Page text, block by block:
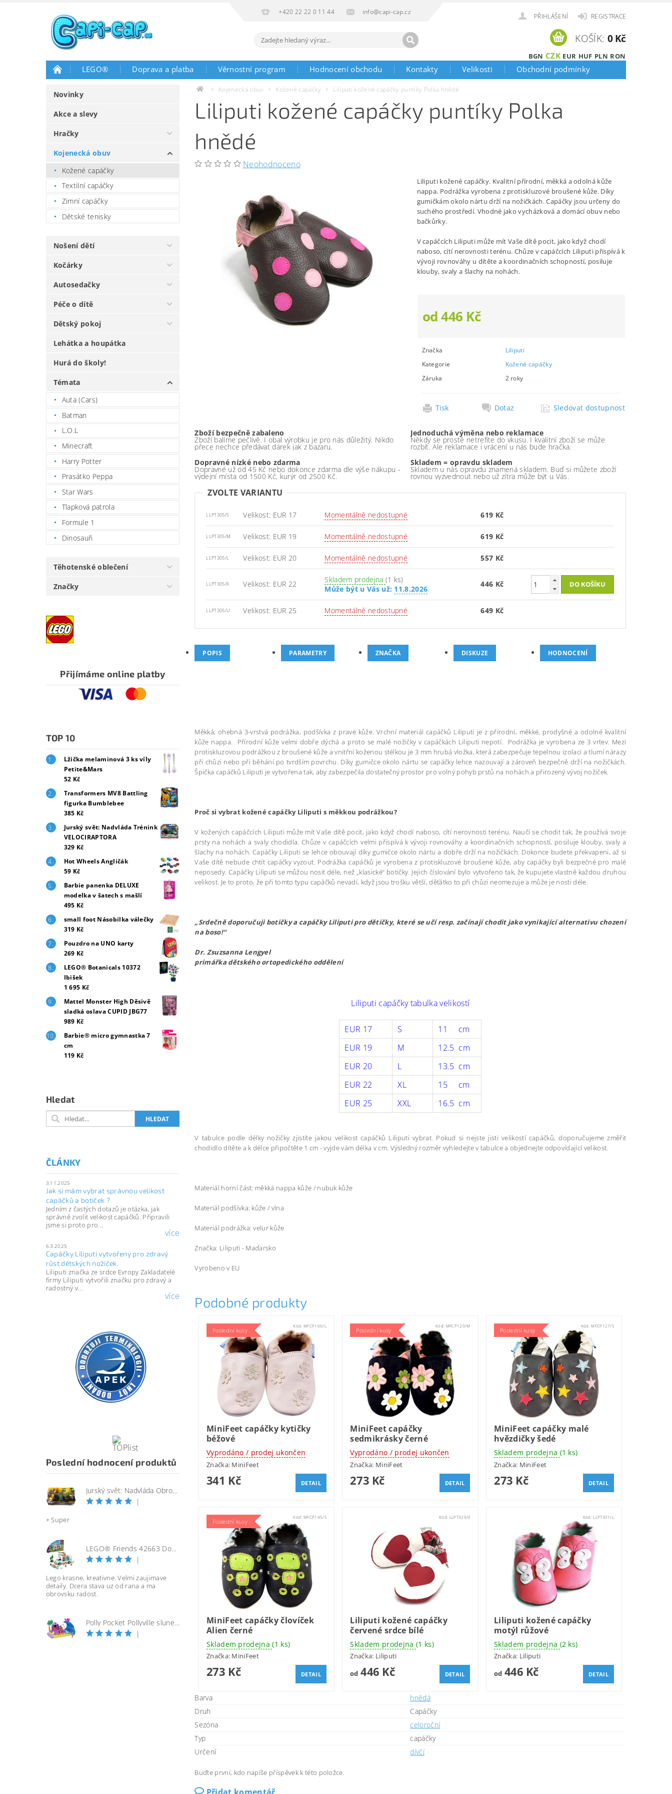
+420 22 22 0 11 44 info@capi-cap.cz
PŘIHLÁŠENÍ REGISTRACE
BGN CZK EUR HUF PLN RON
KOŠÍK: 0 Kč
LEGO® Doprava a platba Věrnostní program Hodnocení obchodu Kontakty Velikosti Obchodní podmínky
Novinky
Akce a slevy
Hračky
Kojenecká obuv
Kožené capáčky
Textilní capáčky
Zimní capáčky
Dětské tenisky
Nošení dětí
Kočárky
Autosedačky
Péče o dítě
Dětský pokoj
Lehátka a houpátka
Hurá do školy!
Témata
Auta (Cars)
Batman
L.O.L
Minecraft
Harry Potter
Prasátko Peppa
Star Wars
Tlapková patrola
Formule 1
Dinosauři
Těhotenské oblečení
Značky
Přijímáme online platby
TOP 10
Lžička melaminová 3 ks víly
Petite&Mars
52 Kč
Transformers MV8 Battling
figurka Bumblebee
385 Kč
Jurský svět: Nadvláda Trénink
VELOCIRAPTORA
329 Kč
Hot Wheels Angličák
59 Kč
Barbie panenka DELUXE
modelka v šatech s mašlí
495 Kč
small foot Násobilka válečky
319 Kč
Pouzdro na UNO karty
269 Kč
LEGO® Botanicals 10372
Ibišek
1 695 Kč
Mattel Monster High Děsivě
sladká oslava CUPID JBG77
989 Kč
Barbie® micro gymnastka 7
cm
119 Kč
Hledat
ČLÁNKY
3.11.2025
Jak si mám vybrat správnou velikost
capáčků a botiček ?
Jedním z častých dotazů je otázka, jak
správně zvolit velikost capáčků. Připravili
jsme si proto pro...
více
6.3.2025
Capáčky Liliputi vytvořeny pro zdravý
růst dětských nožiček.
Liliputi značka ze srdce Evropy Zakladatelé
firmy Liliputi vytvořili značku pro zdravý a
radostný v...
více
Poslední hodnocení produktů
Jurský svět: Nadvláda Obrovský útočící SINOTYRANNUS
|
+ Super
LEGO® Friends 42663 Dobrodružství s karavanem přátelství
|
Lego krasne, kreativne. Velmi zaujimave
detaily. Dcera stava uz od rana a ma
obrovsku radost.
Polly Pocket Pollyville slunečná pláž
|
Kojenecká obuv Kožené capáčky Liliputi kožené capáčky puntíky Polka hnědé
Liliputi kožené capáčky puntíky Polka
hnědé
Neohodnoceno
Liliputi kožené capáčky. Kvalitní přírodní, měkká a odolná kůže
nappa. Podrážka vyrobena z protiskluzové broušené kůže. Díky
gumičkám okolo nártu drží na nožičkách.Capáčky jsou určeny do
suchého prostředí. Vhodné jako vycházková a domácí obuv nebo
bačkůrky.
V capáčcích Liliputi může mít Vaše dítě pocit, jako když chodí
naboso, cítí nerovnosti terénu. Chůze v capáčcích Liliputi přispívá k
vývoji rovnováhy u dítěte a koordinačních schopností, posiluje
klouby, svaly a šlachy na nohách.
od 446 Kč
Značka
Liliputi
Kategorie
Kožené capáčky
Záruka
2 roky
Tisk Dotaz Sledovat dostupnost
Zboží bezpečně zabaleno
Zboží balíme pečlivě. I obal výrobku je pro nás důležitý. Nikdo
přece nechce předávat dárek jak z bazaru.
Jednoduchá výměna nebo reklamace
Někdy se prostě netrefíte do vkusu. I kvalitní zboží se může
rozbít. Ale reklamace i vrácení u nás bude hračka.
Dopravné nízké nebo zdarma
Dopravné už od 45 Kč nebo dokonce zdarma dle výše nákupu -
výdejní místa od 1500 Kč, kurýr od 2500 Kč.
Skladem = opravdu skladem
Skladem u nás opravdu znamená skladem. Buď si můžete zboží
rovnou vyzvednout nebo už zítra může být u Vás.
ZVOLTE VARIANTU
LLPT305/S Velikost: EUR 17 Momentálně nedostupné 619 Kč
LLPT305/M Velikost: EUR 19 Momentálně nedostupné 619 Kč
LLPT305/L Velikost: EUR 20 Momentálně nedostupné 557 Kč
LLPT305/X Velikost: EUR 22 Skladem prodejna (1 ks)
Může být u Vás už: 11.8.2026
446 Kč
LLPT305/U Velikost: EUR 25 Momentálně nedostupné 649 Kč
POPIS PARAMETRY ZNAČKA DISKUZE HODNOCENÍ
Měkká, ohebná 3-vrstvá podrážka, podšívka z pravé kůže. Vrchní materiál capáčků Liliputi je z přírodní, měkké, prodyšné a odolné kvalitní
kůže nappa. Přírodní kůže velmi dobře dýchá a proto se malé nožičky v capáčkách Liliputi nepotí. Podrážka je vyrobena ze 3 vrtev. Mezi
protiskluzovou podrážkou z broušené kůže a vnitřní koženou stélkou je 3 mm hrubá vložka, která zabezpečuje tepelnou izolaci a tlumí nárazy
při chůzi nebo při běhání po tvrdším povrchu. Díky gumičce okolo nártu se capáčky lehce nazouvají a zároveň bezpečně drží na nožičkách.
Špička capáčků Liliputi je vytvořena tak, aby zabezpečila dostatečný prostor pro volný pohyb prstů na nohách a přirozený vývoj nožiček.
Proč si vybrat kožené capáčky Liliputi s měkkou podrážkou?
V kožených capáčcích Liliputi může mít Vaše dítě pocit, jako když chodí naboso, cítí nerovnosti terénu. Naučí se chodit tak, že používá svoje
prsty na nohách a svaly chodidla. Chůze v capáčcích velmi přispívá k vývoji rovnováhy a koordinačních schopností, posiluje klouby, svaly a
šlachy na nohách. Capáčky Liliputi se lehce obouvají díky gumičce okolo nártu a dobře drží na nožičkách. Dokonce budete překvapeni, až si
Vaše dítě nebude chtít capáčky vyzout. Podrážka capáčků je vyrobena z protiskluzové broušené kůže, aby capáčky byli bezpečné pro malé
neposedy. Capáčky Liliputi se můžou nosit déle, než „klasické“ botičky. Jejich číslování bylo vytvořeno tak, že kupujete vlastně každou druhou
velikost. Je to proto, že při tomto typu capáčků nevadí, když jsou trošku větší, děťátko to při chůzi neomezuje a může je nosti déle.
„Srdečně doporučuji botičky a capáčky Liliputi pro dětičky, které se učí resp. začínají chodit jako vynikající alternativu chození
na boso!“
Dr. Zsuzsanna Lengyel
primářka dětského ortopedického oddělení
Liliputi capáčky tabulka velikostí
EUR 17 S
11 cm
EUR 19
M
12.5 cm
EUR 20
L
13.5 cm
EUR 22
XL
15 cm
EUR 25
XXL 16.5 cm
V tabulce podle délky nožičky zjistíte jakou velikost capáčků Liliputi vybrat. Pokud si nejste jisti velikostí capáčků, doporučujeme změřit
chodidlo dítěte a k délce připočtěte 1 cm - vyjde vám délka v cm. Výsledný rozměr vyhledejte v tabulce a objednejte odpovídající velikost.
Materiál horní část: měkká nappa kůže / nubuk kůže
Materiál podšívka: kůže / vlna
Materiál podrážka: velur kůže
Značka: Liliputi - Maďarsko
Vyrobeno v EU
Podobné produkty
Poslední kusy
Kód:MFCP160/L
MiniFeet capáčky kytičky
béžové
Vyprodáno / prodej ukončen
Značka: MiniFeet
341 Kč DETAIL
Poslední kusy
Kód: MFCP120/M
MiniFeet capáčky
sedmikrásky černé
Vyprodáno / prodej ukončen
Značka: MiniFeet
273 Kč DETAIL
Poslední kusy
Kód:MFCP127/S
MiniFeet capáčky malé
hvězdičky šedé
Skladem prodejna (1 ks)
Značka: MiniFeet
273 Kč DETAIL
Poslední kusy
Kód:MFCP145/S
MiniFeet capáčky človíček
Alien černé
Skladem prodejna(1 ks)
Značka: MiniFeet
273 Kč DETAIL
Kód: LLPT329/X
Liliputi kožené capáčky
červené srdce bílé
Skladem prodejna (1 ks)
Značka: Liliputi
od446 Kč DETAIL
Kód:LLPT301/L
Liliputi kožené capáčky
motýl růžové
Skladem prodejna (2 ks)
Značka: Liliputi
od446 Kč DETAIL
Barva
hnědá
Druh
Capáčky
Sezóna
celoroční
Typ
capáčky
Určení
dívčí
Buďte první, kdo napíše příspěvek k této položce.